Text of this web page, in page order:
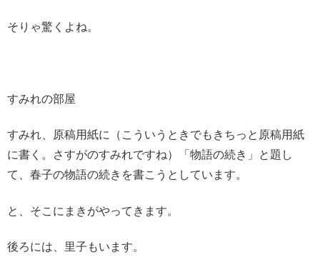
そりゃ驚くよね。
すみれの部屋
すみれ、原稿用紙に（こういうときでもきちっと原稿用紙
に書く。さすがのすみれですね）「物語の続き」と題し
て、春子の物語の続きを書こうとしています。
と、そこにまきがやってきます。
後ろには、里子もいます。